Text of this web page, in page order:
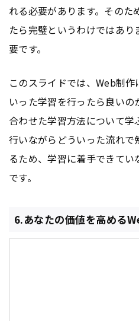
れる必要があります。そのた
たら完璧というわけではあ
要です。
このスライドでは、Web制
いった学習を行ったら良い
合わせた学習方法について学
行いながらどういった流れ
るため、学習に着手できて
です。
6.あなたの価値を高める